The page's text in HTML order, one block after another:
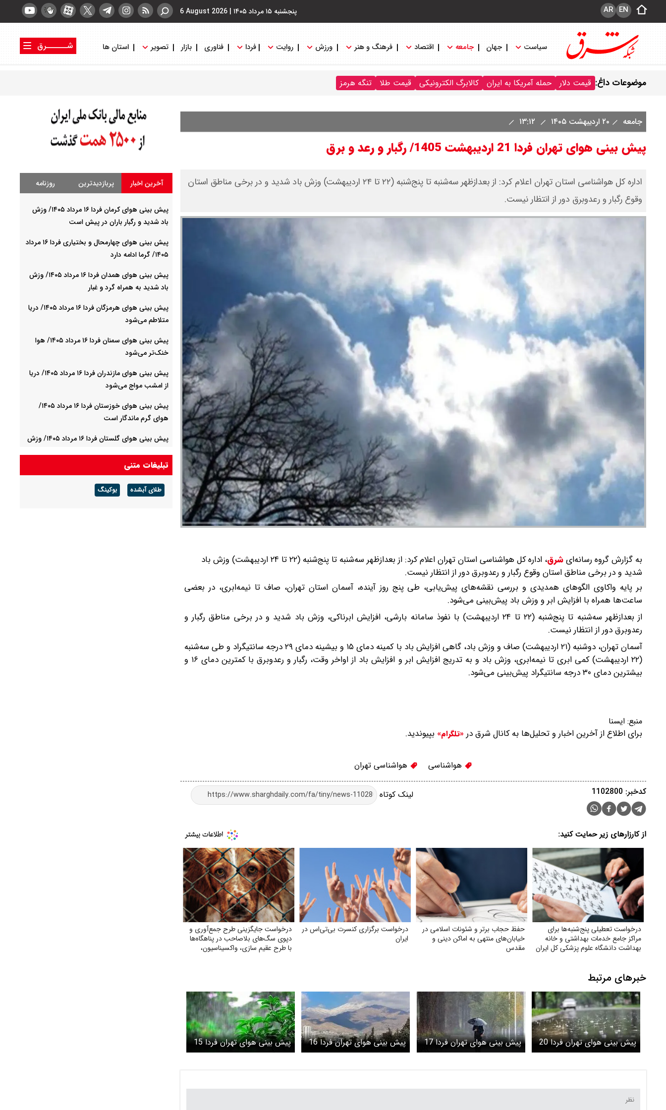
پنجشنبه ۱۵ مرداد ۱۴۰۵ |
6 August 2026 EN
AR
سیاست جهان جامعه اقتصاد فرهنگ و هنر ورزش روایت فردا فناوری بازار تصویر استان ها
شــــــرق
موضوعات داغ: قیمت دلار حمله آمریکا به ایران کالابرگ الکترونیکی قیمت طلا تنگه هرمز
جامعه ۲۰ اردیبهشت ۱۴۰۵
پیش بینی هوای تهران فردا 21 اردیبهشت 1405/ رگبار و رعد و برق
​اداره کل هواشناسی استان تهران اعلام کرد: از بعدازظهر سه‌شنبه تا پنج‌شنبه (۲۲ تا ۲۴ اردیبهشت) وزش باد شدید و در برخی مناطق استان
وقوع رگبار و رعدوبرق دور از انتظار نیست.
به گزارش گروه رسانه‌ایشرق،
اداره کل هواشناسی استان تهران اعلام کرد: از بعدازظهر سه‌شنبه تا پنج‌شنبه (۲۲ تا ۲۴ اردیبهشت) وزش باد
شدید و در برخی مناطق استان وقوع رگبار و رعدوبرق دور از انتظار نیست.
بر پایه واکاوی الگوهای همدیدی و بررسی نقشه‌های پیش‌یابی، طی پنج روز آینده، آسمان استان تهران، صاف تا نیمه‌ابری، در بعضی
ساعت‌ها همراه با افزایش ابر و وزش باد پیش‌بینی می‌شود.
از بعدازظهر سه‌شنبه تا پنج‌شنبه (۲۲ تا ۲۴ اردیبهشت) با نفوذ سامانه بارشی، افزایش ابرناکی، وزش باد شدید و در برخی مناطق رگبار و
رعدوبرق دور از انتظار نیست.
آسمان تهران، دوشنبه (۲۱ اردیبهشت) صاف و وزش باد، گاهی افزایش باد با کمینه دمای ۱۵ و بیشینه دمای ۲۹ درجه سانتیگراد و طی سه‌شنبه
(۲۲ اردیبهشت) کمی ابری تا نیمه‌ابری، وزش باد و به تدریج افزایش ابر و افزایش باد از اواخر وقت، رگبار و رعدوبرق با کمترین دمای ۱۶ و
بیشترین دمای ۳۰ درجه سانتیگراد پیش‌بینی می‌شود.
منبع: ایسنا
برای اطلاع از آخرین اخبار و تحلیل‌ها به کانال شرق در «تلگرام» بپیوندید.
هواشناسی هواشناسی تهران
لینک کوتاه کدخبر: 1102800
از کارزارهای زیر حمایت کنید:
درخواست تعطیلی پنج‌شنبه‌ها برای
مراکز جامع خدمات بهداشتی و خانه
بهداشت دانشگاه علوم پزشکی کل ایران
حفظ حجاب برتر و شئونات اسلامی در
خیابان‌های منتهی به اماکن دینی و
مقدس
درخواست برگزاری کنسرت بی‌تی‌اس در
ایران
درخواست جایگزینی طرح جمع‌آوری و
دپوی سگ‌های بلاصاحب در پناهگاه‌ها
با طرح عقیم سازی، واکسیناسیون،
خبرهای مرتبط
پیش بینی هوای تهران فردا 20
اردیبهشت 1405/ رگبار و وزش
پیش بینی هوای تهران فردا 17
اردیبهشت 1405/ تداوم رگبار و
پیش بینی هوای تهران فردا 16
اردیبهشت 1405/ رگبار و وزش
پیش بینی هوای تهران فردا 15
اردیبهشت 1405/ رگبار و رعد و
آخرین اخبار پربازدیدترین روزنامه
پیش بینی هوای کرمان فردا ۱۶ مرداد ۱۴۰۵/ وزش
باد شدید و رگبار باران در پیش است
پیش بینی هوای چهارمحال و بختیاری فردا ۱۶ مرداد
۱۴۰۵/ گرما ادامه دارد
پیش بینی هوای همدان فردا ۱۶ مرداد ۱۴۰۵/ وزش
باد شدید به همراه گرد و غبار
پیش بینی هوای هرمزگان فردا ۱۶ مرداد ۱۴۰۵/ دریا
متلاطم می‌شود
پیش بینی هوای سمنان فردا ۱۶ مرداد ۱۴۰۵/ هوا
خنک‌تر می‌شود
پیش بینی هوای مازندران فردا ۱۶ مرداد ۱۴۰۵/ دریا
از امشب مواج می‌شود
پیش بینی هوای خوزستان فردا ۱۶ مرداد ۱۴۰۵/
هوای گرم ماندگار است
پیش بینی هوای گلستان فردا ۱۶ مرداد ۱۴۰۵/ وزش
و شرجی افزایش می‌یابد
تبلیغات متنی
طلای آبشده بوکینگ